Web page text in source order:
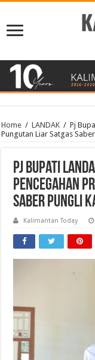
Home / LANDAK / Pj
Pungutan Liar Satgas
Pj Bupati
Pencegahan
Saber Pungli
Kalimantan Today